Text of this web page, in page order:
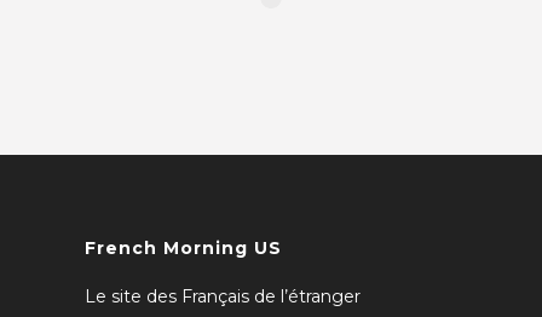
French Morning US
Le site des Français de l’étranger